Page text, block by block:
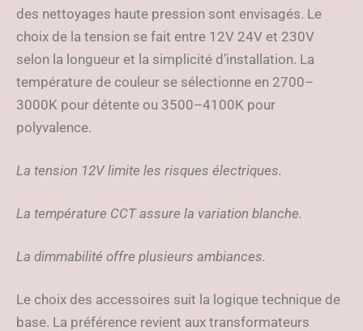
des nettoyages haute pression sont envisagés. Le
choix de la tension se fait entre 12V 24V et 230V
selon la longueur et la simplicité d’installation. La
température de couleur se sélectionne en 2700–
3000K pour détente ou 3500–4100K pour
polyvalence.
La tension 12V limite les risques électriques.
La température CCT assure la variation blanche.
La dimmabilité offre plusieurs ambiances.
Le choix des accessoires suit la logique technique de
base. La préférence revient aux transformateurs